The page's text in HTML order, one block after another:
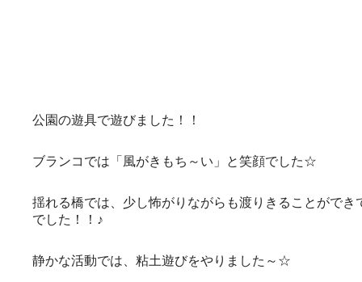
公園の遊具で遊びました！！
ブランコでは「風がきもち～い」と笑顔でした☆
揺れる橋では、少し怖がりながらも渡りきることができ
でした！！♪
静かな活動では、粘土遊びをやりました～☆